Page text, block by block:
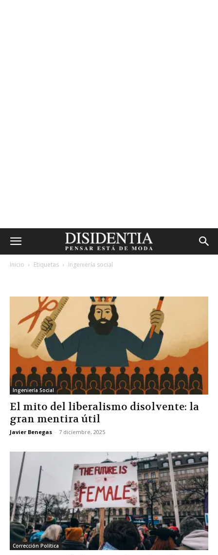
Inicio Etiquetas Ingeniería social
Ingeniería Social
El mito del liberalismo disolvente: la
gran mentira útil
Javier Benegas - 7 diciembre, 2025
Corrección Política